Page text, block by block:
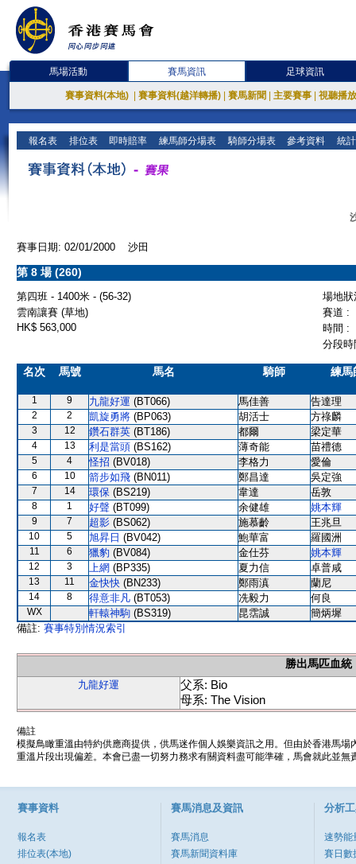
馬場活動 賽馬資訊 足球資訊
賽事資料(本地) 賽事資料(越洋轉播) 賽馬新聞 主要賽事 視聽播
報名表 排位表 即時賠率 練馬師分場表 騎師分場表 參考資料 統
賽事日期: 02/01/2000 沙田
第 8 場 (260)
第四班 - 1400米 - (56-32)
場地
雲南讓賽 (草地)
賽道 :
HK$ 563,000
時間 :
分段
名次 馬號 馬名 騎師 練馬
1 9 九龍好運 (BT066) 馬佳善 告達理
2 2 凱旋勇將 (BP063) 胡活士 方祿麟
3 12 鑽石群英 (BT186) 都爾 梁定華
4 13 利是當頭 (BS162) 薄奇能 苗禮德
5 4 怪招 (BV018) 李格力 愛倫
6 10 箭步如飛 (BN011) 鄭昌達 吳定強
7 14 環保 (BS219) 韋達 岳敦
8 1 好聲 (BT099) 余健雄 姚本輝
9 7 超影 (BS062) 施慕齡 王兆旦
10 5 旭昇日 (BV042) 鮑華富 羅國洲
11 6 獵豹 (BV084) 金仕芬 姚本輝
12 3 上網 (BP335) 夏力信 卓普咸
13 11 金快快 (BN233) 鄭雨滇 蘭尼
14 8 得意非凡 (BT053) 冼毅力 何良
WX 軒轅神駒 (BS319) 昆霑誠
簡炳墀
備註: 賽事特別情況索引
勝出馬匹血統
九龍好運
父系: Bio
母系: The Vision
備註
模擬鳥瞰重溫由特約供應商提供，供馬迷作個人娛樂資訊之用。但由於香港馬
重溫片段出現偏差。本會已盡一切努力務求有關資料盡可能準確，馬會就此並
賽事資料
報名表
排位表(本地)
賽馬消息及資訊
賽馬消息
賽馬新聞資料庫
分析
速勢能
賽日數